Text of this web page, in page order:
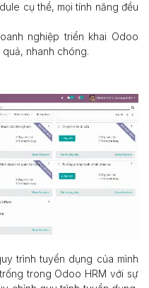
cụ thể, mọi tính năng đều
nghiệp triển khai Odoo
nhanh chóng.
trình tuyển dụng của mình
trong Odoo HRM với sự